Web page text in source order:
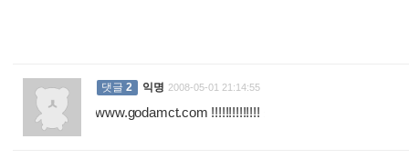
댓글 2 익명 2008-05-01 21:14:55
www.godamct.com !!!!!!!!!!!!!!